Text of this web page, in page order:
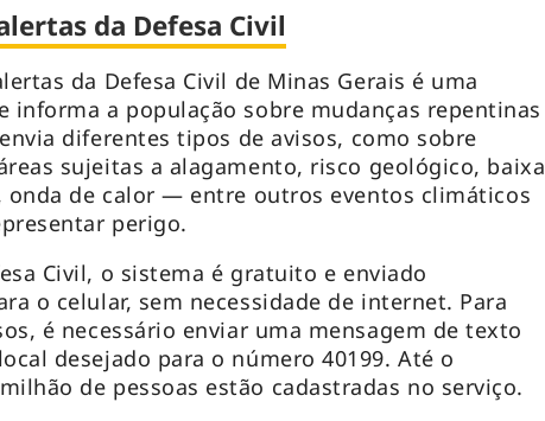
da Defesa Civil
da Defesa Civil de Minas Gerais é uma
informa a população sobre mudanças repentinas
diferentes tipos de avisos, como sobre
sujeitas a alagamento, risco geológico, baixa
onda de calor — entre outros eventos climáticos
perigo.
Civil, o sistema é gratuito e enviado
o celular, sem necessidade de internet. Para
é necessário enviar uma mensagem de texto
desejado para o número 40199. Até o
de pessoas estão cadastradas no serviço.